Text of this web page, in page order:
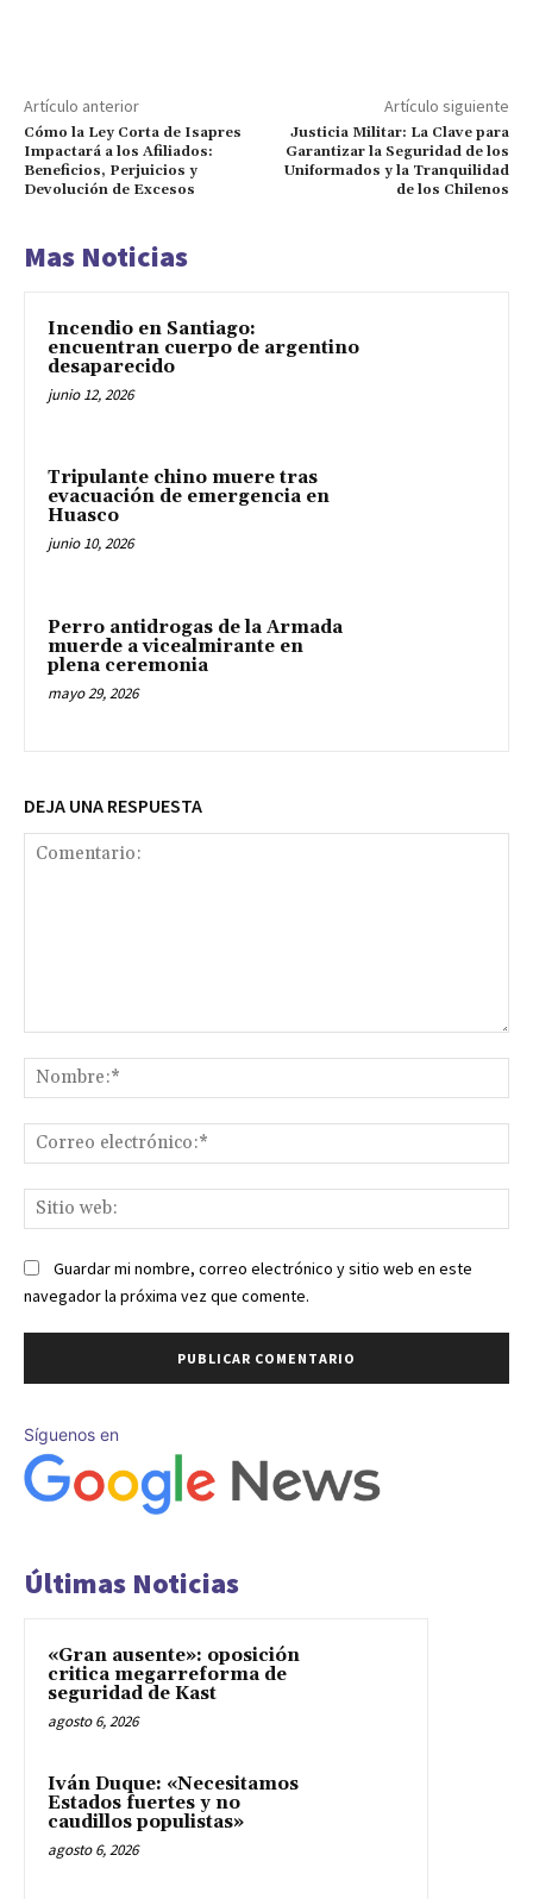
Artículo anterior
Cómo la Ley Corta de Isapres
Impactará a los Afiliados:
Beneficios, Perjuicios y
Devolución de Excesos
Artículo siguiente
Justicia Militar: La Clave para
Garantizar la Seguridad de los
Uniformados y la Tranquilidad
de los Chilenos
Mas Noticias
Incendio en Santiago:
encuentran cuerpo de argentino
desaparecido
junio 12, 2026
Tripulante chino muere tras
evacuación de emergencia en
Huasco
junio 10, 2026
Perro antidrogas de la Armada
muerde a vicealmirante en
plena ceremonia
mayo 29, 2026
DEJA UNA RESPUESTA
Guardar mi nombre, correo electrónico y sitio web en este
navegador la próxima vez que comente.
Síguenos en
Últimas Noticias
«Gran ausente»: oposición
critica megarreforma de
seguridad de Kast
agosto 6, 2026
Iván Duque: «Necesitamos
Estados fuertes y no
caudillos populistas»
agosto 6, 2026